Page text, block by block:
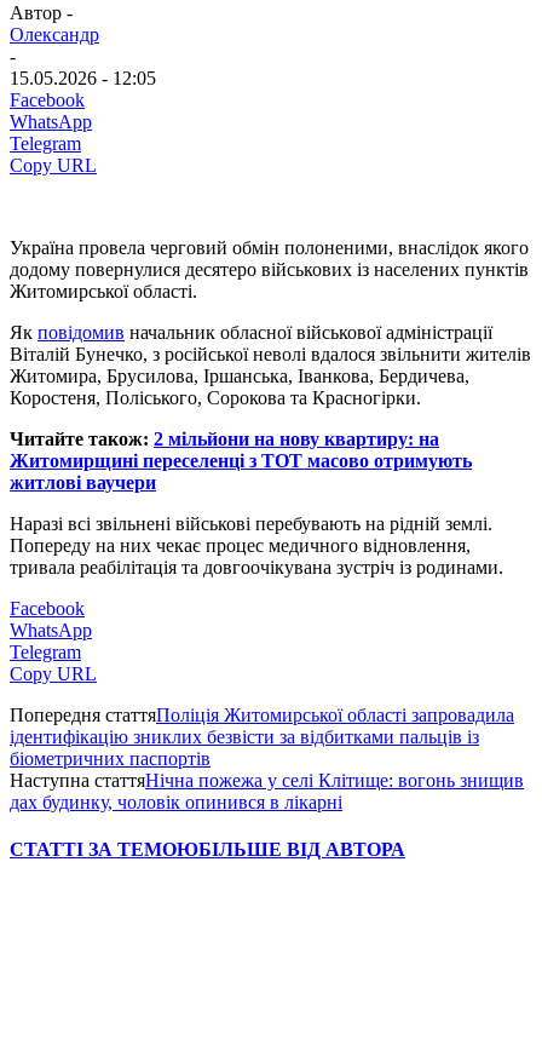
Автор -
Олександр
-
15.05.2026 - 12:05
Facebook
WhatsApp
Telegram
Copy URL
Україна провела черговий обмін полоненими, внаслідок якого
додому повернулися десятеро військових із населених пунктів
Житомирської області.
Як повідомив начальник обласної військової адміністрації
Віталій Бунечко, з російської неволі вдалося звільнити жителів
Житомира, Брусилова, Іршанська, Іванкова, Бердичева,
Коростеня, Поліського, Сорокова та Красногірки.
Читайте також: 2 мільйони на нову квартиру: на
Житомирщині переселенці з ТОТ масово отримують
житлові ваучери
Наразі всі звільнені військові перебувають на рідній землі.
Попереду на них чекає процес медичного відновлення,
тривала реабілітація та довгоочікувана зустріч із родинами.
Facebook
WhatsApp
Telegram
Copy URL
Попередня статтяПоліція Житомирської області запровадила
ідентифікацію зниклих безвісти за відбитками пальців із
біометричних паспортів
Наступна статтяНічна пожежа у селі Клітище: вогонь знищив
дах будинку, чоловік опинився в лікарні
СТАТТІ ЗА ТЕМОЮБІЛЬШЕ ВІД АВТОРА